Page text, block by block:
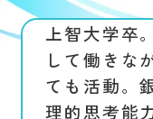
上智大学卒
して働きな
ても活動。
理的思考能